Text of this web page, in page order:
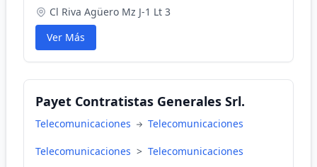
Cl Riva Agüero Mz J-1 Lt 3
Ver Más
Payet Contratistas Generales Srl.
Telecomunicaciones Telecomunicaciones
Telecomunicaciones > Telecomunicaciones